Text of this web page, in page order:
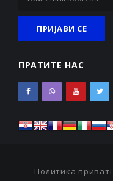
ПРАТИТЕ НАС
Политика